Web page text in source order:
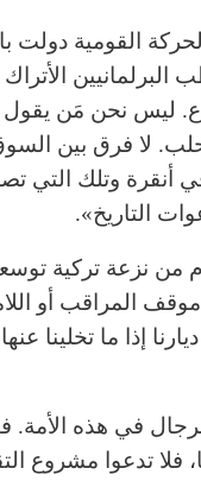
البرلمانيين
ليس نحن مَن يقول
لا فرق بين
أنقرة وتلك التي
التاريخ».
من نزعة تركية
المراقب أو
إذا ما تخلينا
في هذه الأمة.
فلا تدعوا مشروع